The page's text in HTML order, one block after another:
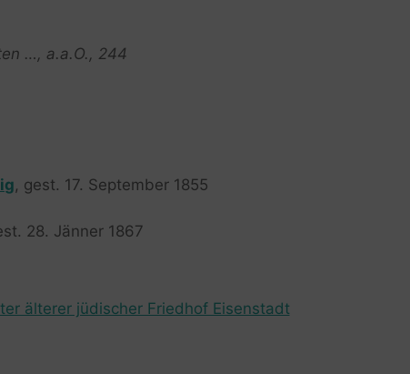
…, a.a.O., 244
, gest. 17. September 1855
28. Jänner 1867
älterer jüdischer Friedhof Eisenstadt